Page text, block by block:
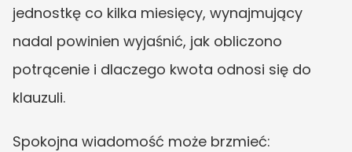
jednostkę co kilka miesięcy, wynajmujący
nadal powinien wyjaśnić, jak obliczono
potrącenie i dlaczego kwota odnosi się do
klauzuli.
Spokojna wiadomość może brzmieć: